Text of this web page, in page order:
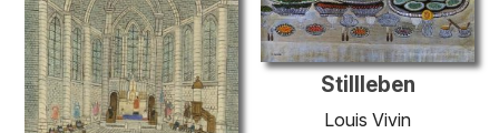
Stillleben
Louis Vivin